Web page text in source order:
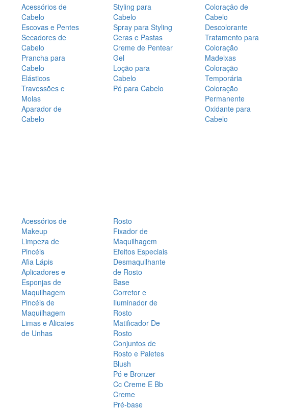
Acessórios de
Cabelo
Escovas e Pentes
Secadores de
Cabelo
Prancha para
Cabelo
Elásticos
Travessões e
Molas
Aparador de
Cabelo
Styling para
Cabelo
Spray para Styling
Ceras e Pastas
Creme de Pentear
Gel
Loção para
Cabelo
Pó para Cabelo
Coloração de
Cabelo
Descolorante
Tratamento para
Coloração
Madeixas
Coloração
Temporária
Coloração
Permanente
Oxidante para
Cabelo
Acessórios de
Makeup
Limpeza de
Pincéis
Afia Lápis
Aplicadores e
Esponjas de
Maquilhagem
Pincéis de
Maquilhagem
Limas e Alicates
de Unhas
Rosto
Fixador de
Maquilhagem
Efeitos Especiais
Desmaquilhante
de Rosto
Base
Corretor e
Iluminador de
Rosto
Matificador De
Rosto
Conjuntos de
Rosto e Paletes
Blush
Pó e Bronzer
Cc Creme E Bb
Creme
Pré-base